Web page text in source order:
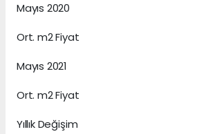
Mayıs 2020
Ort. m2 Fiyat
Mayıs 2021
Ort. m2 Fiyat
Yıllık Değişim